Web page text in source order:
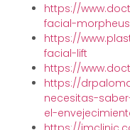
https://
facial-
https://
facial-lift
https://
https://
necesitas-
el-